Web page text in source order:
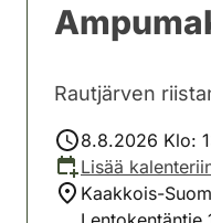
Rautjärven
8.8.2026 Klo:
Lisää
Kaakkois-